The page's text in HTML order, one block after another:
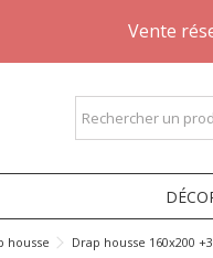
Vente
housse Drap housse 160x200